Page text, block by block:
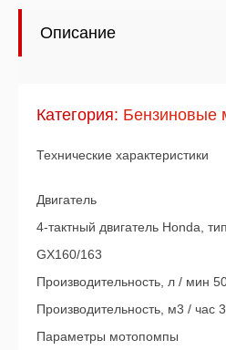
Описание
Категория: Бензиновые
Технические характеристики
Двигатель
4-тактный двигатель Honda,
GX160/163
Производительность, л / мин
Производительность, м3 / час
Параметры мотопомпы